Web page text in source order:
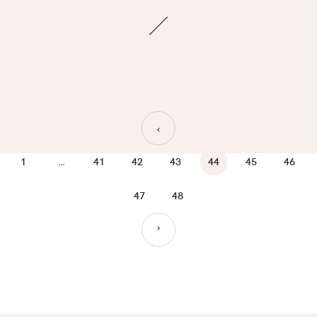
›
1 … 41 42 43 44 45 46
47 48
›